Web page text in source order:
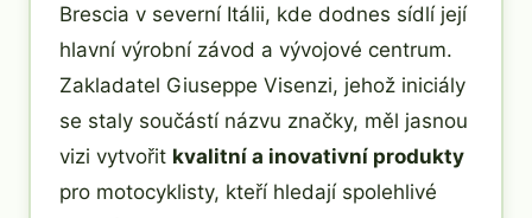
Brescia v severní Itálii, kde dodnes sídlí její
hlavní výrobní závod a vývojové centrum.
Zakladatel Giuseppe Visenzi, jehož iniciály
se staly součástí názvu značky, měl jasnou
vizi vytvořit kvalitní a inovativní produkty
pro motocyklisty, kteří hledají spolehlivé